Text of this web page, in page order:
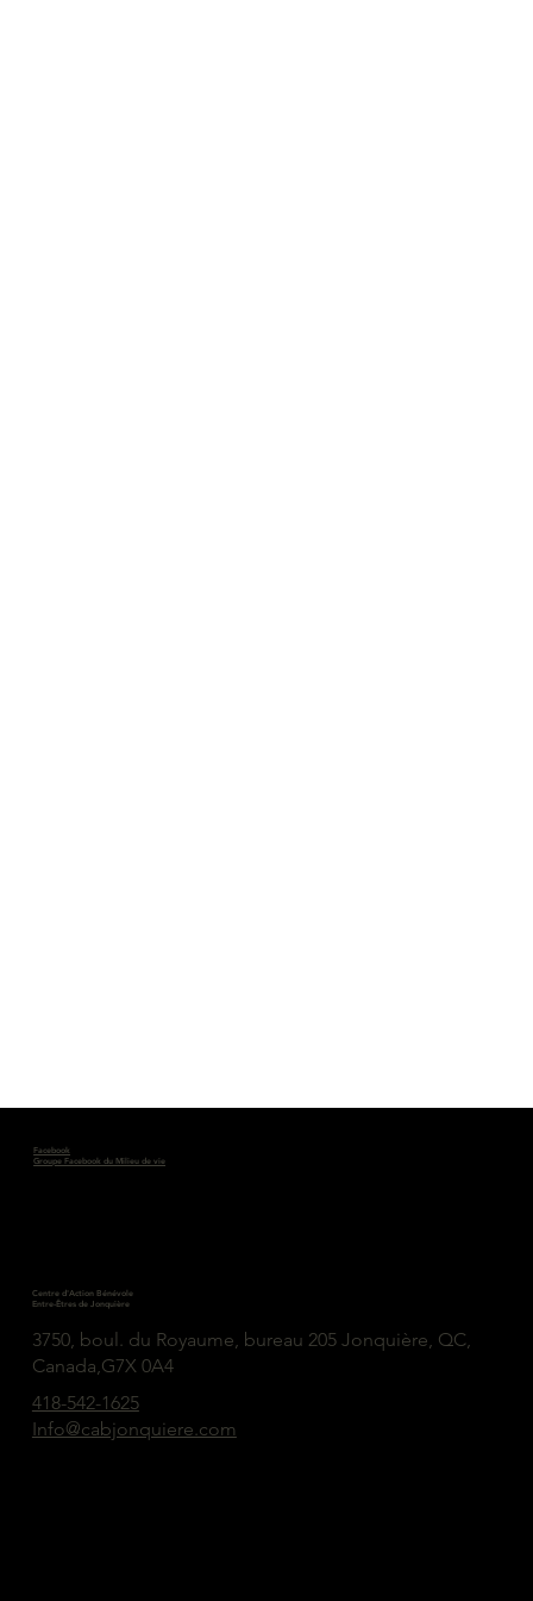
Facebook
Groupe Facebook du Milieu de vie
Centre d'Action Bénévole
Entre-Êtres de Jonquière
3750, boul. du Royaume, bureau 205 Jonquière, QC,
Canada,G7X 0A4
418-542-1625
Info@cabjonquiere.com